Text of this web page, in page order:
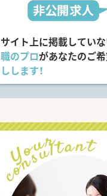
サイト上に掲載してい
職のプロがあなたのご
しします！